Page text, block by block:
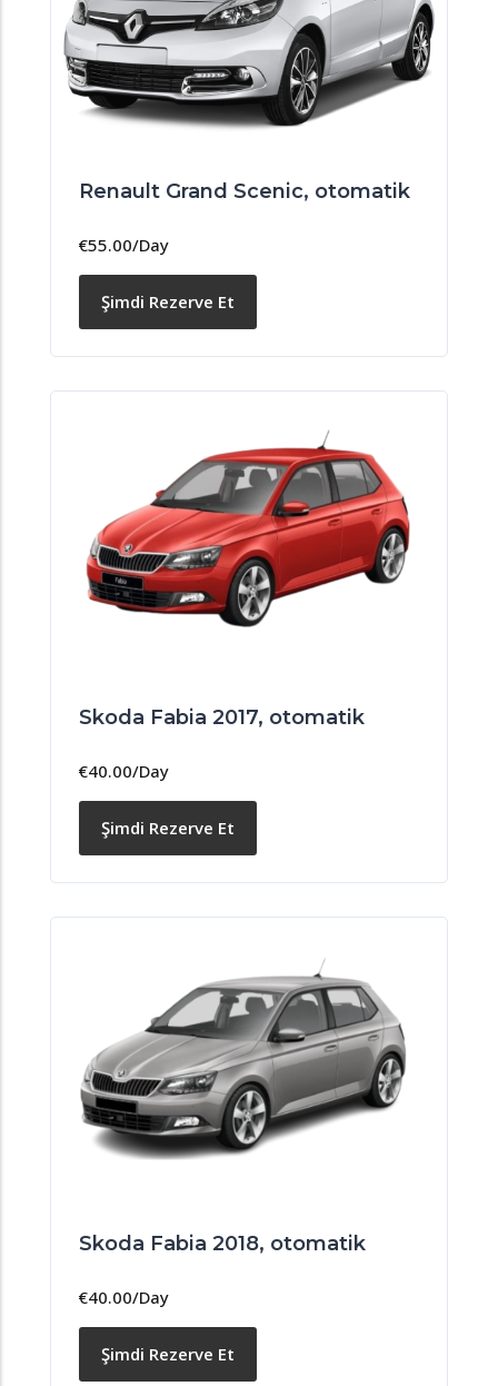
Renault Grand Scenic, otomatik
€55.00/Day
Şimdi Rezerve Et
Skoda Fabia 2017, otomatik
€40.00/Day
Şimdi Rezerve Et
Skoda Fabia 2018, otomatik
€40.00/Day
Şimdi Rezerve Et